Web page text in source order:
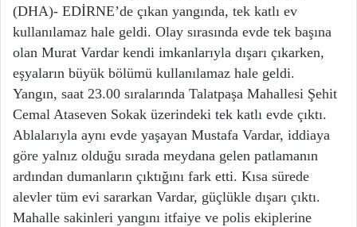
(DHA)- EDİRNE’de çıkan yangında, tek katlı ev
kullanılamaz hale geldi. Olay sırasında evde tek başına
olan Murat Vardar kendi imkanlarıyla dışarı çıkarken,
eşyaların büyük bölümü kullanılamaz hale geldi.
Yangın, saat 23.00 sıralarında Talatpaşa Mahallesi Şehit
Cemal Ataseven Sokak üzerindeki tek katlı evde çıktı.
Ablalarıyla aynı evde yaşayan Mustafa Vardar, iddiaya
göre yalnız olduğu sırada meydana gelen patlamanın
ardından dumanların çıktığını fark etti. Kısa sürede
alevler tüm evi sararkan Vardar, güçlükle dışarı çıktı.
Mahalle sakinleri yangını itfaiye ve polis ekiplerine